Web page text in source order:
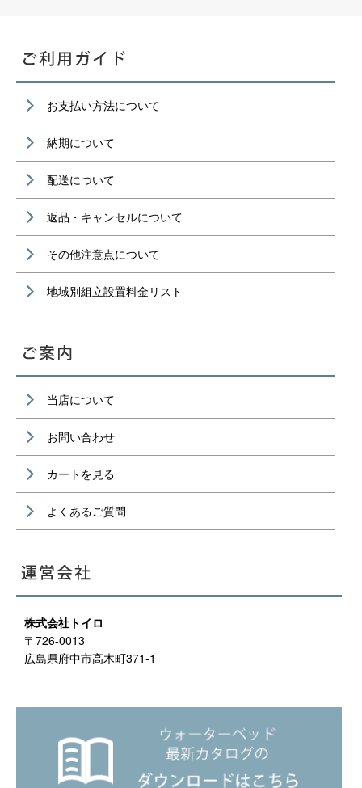
お支払い方法について
納期について
配送について
返品・キャンセルについて
その他注意点について
地域別組立設置料金リスト
当店について
お問い合わせ
カートを見る
よくあるご質問
株式会社トイロ
〒726-0013
広島県府中市高木町371-1